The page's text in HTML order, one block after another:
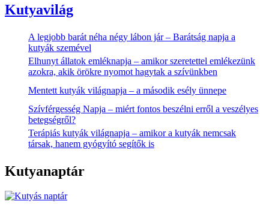
Kutyavilág
A legjobb barát néha négy lábon jár – Barátság napja a
kutyák szemével
Elhunyt állatok emléknapja – amikor szeretettel emlékezünk
azokra, akik örökre nyomot hagytak a szívünkben
Mentett kutyák világnapja – a második esély ünnepe
Szívférgesség Napja – miért fontos beszélni erről a veszélyes
betegségről?
Terápiás kutyák világnapja – amikor a kutyák nemcsak
társak, hanem gyógyító segítők is
Kutyanaptár